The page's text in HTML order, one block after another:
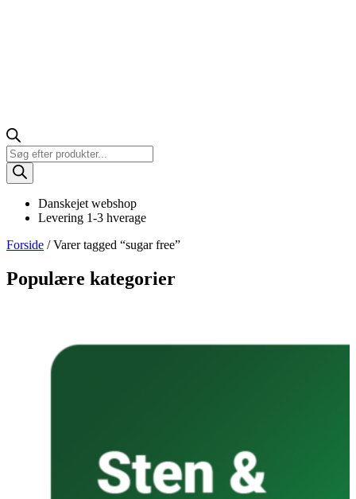
Products
search
Danskejet webshop
Levering 1-3 hverage
Forside / Varer tagged “sugar free”
Populære kategorier